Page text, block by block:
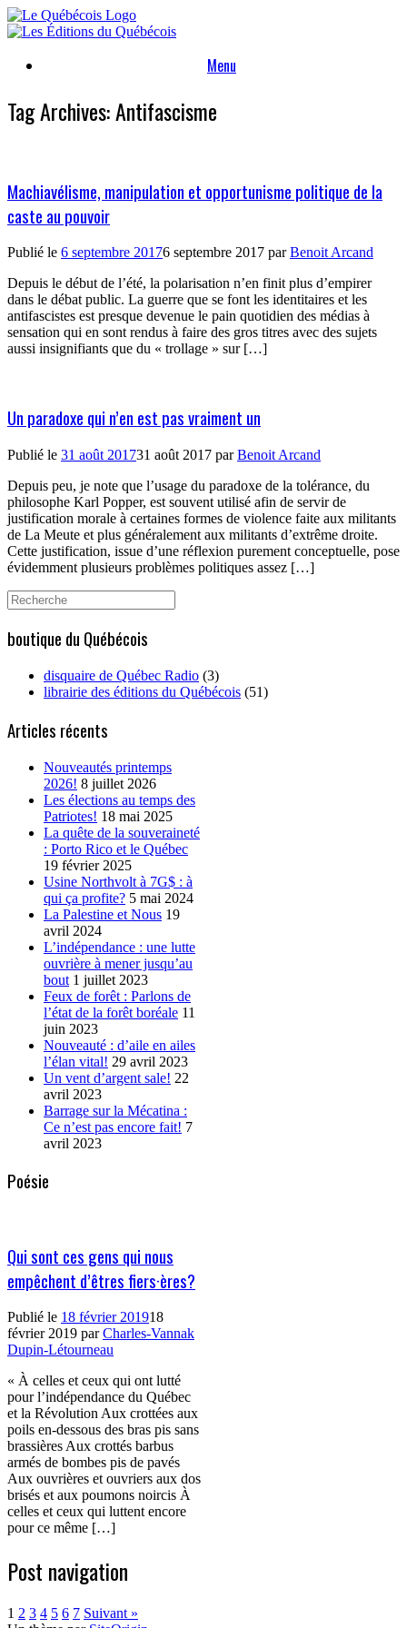
Skip
to
Menu
Tag Archives:Antifascisme
Machiavélisme, manipulation et opportunisme politique de la
caste au pouvoir
Publié le 6 septembre 20176 septembre 2017 parBenoit Arcand
Depuis le début de l’été, la polarisation n’en finit plus d’empirer
dans le débat public. La guerre que se font les identitaires et les
antifascistes est presque devenue le pain quotidien des médias à
sensation qui en sont rendus à faire des gros titres avec des sujets
aussi insignifiants que du « trollage » sur […]
Un paradoxe qui n’en est pas vraiment un
Publié le 31 août 201731 août 2017 parBenoit Arcand
Depuis peu, je note que l’usage du paradoxe de la tolérance, du
philosophe Karl Popper, est souvent utilisé afin de servir de
justification morale à certaines formes de violence faite aux militants
de La Meute et plus généralement aux militants d’extrême droite.
Cette justification, issue d’une réflexion purement conceptuelle, pose
évidemment plusieurs problèmes politiques assez […]
Search
for:
boutique du Québécois
disquaire de Québec Radio (3)
librairie des éditions du Québécois (51)
Articles récents
Nouveautés printemps
2026! 8 juillet 2026
Les élections au temps des
Patriotes! 18 mai 2025
La quête de la souveraineté
: Porto Rico et le Québec
19 février 2025
Usine Northvolt à 7G$ : à
qui ça profite? 5 mai 2024
La Palestine et Nous 19
avril 2024
L’indépendance : une lutte
ouvrière à mener jusqu’au
bout 1 juillet 2023
Feux de forêt : Parlons de
l’état de la forêt boréale 11
juin 2023
Nouveauté : d’aile en ailes
l’élan vital! 29 avril 2023
Un vent d’argent sale! 22
avril 2023
Barrage sur la Mécatina :
Ce n’est pas encore fait! 7
avril 2023
Poésie
Qui sont ces gens qui nous
empêchent d’êtres fiers·ères?
Publié le 18 février 201918
février 2019 parCharles-Vannak
Dupin-Létourneau
« À celles et ceux qui ont lutté
pour l’indépendance du Québec
et la Révolution Aux crottées aux
poils en-dessous des bras pis sans
brassières Aux crottés barbus
armés de bombes pis de pavés
Aux ouvrières et ouvriers aux dos
brisés et aux poumons noircis À
celles et ceux qui luttent encore
pour ce même […]
Post navigation
1 2 3 4 5 6 7 Suivant »